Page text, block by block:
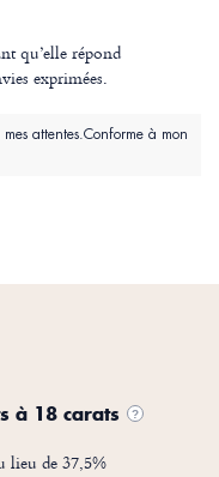
qu’elle répond
exprimées.
attentes.Conforme à mon
à 18 carats ?
lieu de 37,5%